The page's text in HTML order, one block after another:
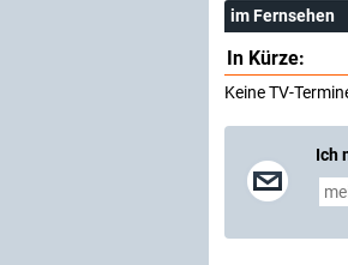
im Fernsehen
In Kürze:
Keine TV-
Ich